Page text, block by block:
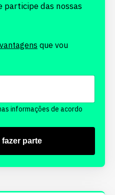
participe das nossas
vantagens que vou
informações de acordo
fazer parte